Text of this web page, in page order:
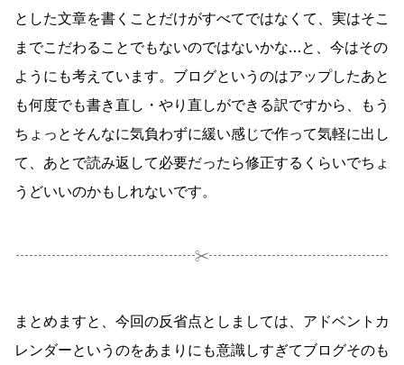
とした文章を書くことだけがすべてではなくて、実はそこ
までこだわることでもないのではないかな…と、今はその
ようにも考えています。ブログというのはアップしたあと
も何度でも書き直し・やり直しができる訳ですから、もう
ちょっとそんなに気負わずに緩い感じで作って気軽に出し
て、あとで読み返して必要だったら修正するくらいでちょ
うどいいのかもしれないです。
まとめますと、今回の反省点としましては、アドベントカ
レンダーというのをあまりにも意識しすぎてブログそのも